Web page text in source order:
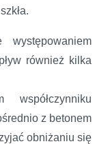
również kilka
z betonem
obniżaniu się